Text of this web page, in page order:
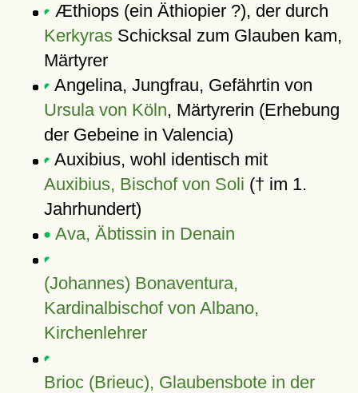
Æthiops (ein Äthiopier ?), der durch
KerkyrasSchicksal zum Glauben kam,
Märtyrer
Angelina, Jungfrau, Gefährtin von
Ursula von Köln, Märtyrerin (Erhebung
der Gebeine in Valencia)
Auxibius, wohl identisch mit
Auxibius, Bischof von Soli († im 1.
Jahrhundert)
Ava, Äbtissin in Denain
(Johannes) Bonaventura,
Kardinalbischof von Albano,
Kirchenlehrer
Brioc (Brieuc), Glaubensbote in der